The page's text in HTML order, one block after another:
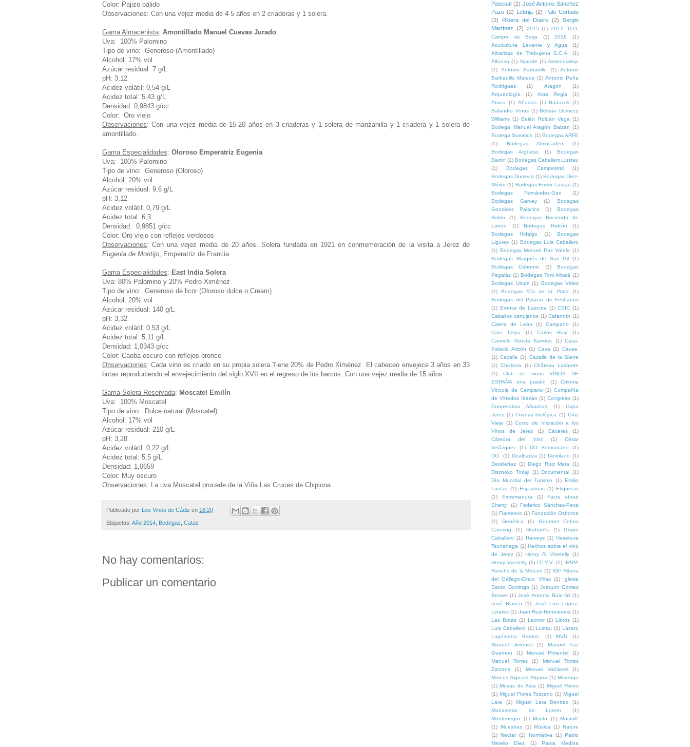
Color: Pajizo pálido
Observaciones: Con una vejez media de 4-5 años en 2 criaderas y 1 solera.
Gama Almacenista: Amontillado Manuel Cuevas Jurado
Uva: 100% Palomino
Tipo de vino: Generoso (Amontillado)
Alcohol: 17% vol
Azúcar residual: 7 g/L
pH: 3,12
Acidez volátil: 0,54 g/L
Acidez total: 5,43 g/L
Densidad: 0,9843 g/cc
Color: Oro viejo
Observaciones: Con una vejez media de 15-20 años en 3 criaderas y 1 solera de manzanilla y 1 criadera y 1 solera de
amontillado.
Gama Especialidades: Oloroso Emperatriz Eugenia
Uva: 100% Palomino
Tipo de vino: Generoso (Oloroso)
Alcohol: 20% vol
Azúcar residual: 9,6 g/L
pH: 3,12
Acidez volátil: 0,79 g/L
Acidez total: 6,3
Densidad: 0,9851 g/cc
Color: Oro viejo con reflejos verdosos
Observaciones: Con una vejez media de 20 años. Solera fundada en 1921 en conmemoración de la visita a Jerez de
Eugenia de Montijo, Emperatriz de Francia.
Gama Especialidades: East India Solera
Uva: 80% Palomino y 20% Pedro Ximénez
Tipo de vino: Generoso de licor (Oloroso dulce o Cream)
Alcohol: 20% vol
Azúcar residual: 140 g/L
pH: 3,32
Acidez volátil: 0,53 g/L
Acidez total: 5,11 g/L
Densidad: 1,0343 g/cc
Color: Caoba oscuro con reflejos bronce
Observaciones: Cada vino es criado en su propia solera.Tiene 20% de Pedro Ximénez. El cabeceo envejece 3 años en 33
botas reproduciendo el envejecimiento del siglo XVII en el regreso de los barcos. Con una vejez media de 15 años
Gama Solera Reservada: Moscatel Emilín
Uva: 100% Moscatel
Tipo de vino: Dulce natural (Moscatel)
Alcohol: 17% vol
Azúcar residual: 210 g/L
pH: 3,28
Acidez volátil: 0,22 g/L
Acidez total: 5,5 g/L
Densidad: 1,0659
Color: Muy oscuro
Observaciones: La uva Moscatel procede de la Viña Las Cruces de Chipiona.
Publicado por Los Vinos de Cádiz en 18:20
Etiquetas: Año 2014 Bodegas Catas
No hay comentarios:
Publicar un comentario
Pascual (2) José Antonio Sánchez
Pazo (2) Lebrija (2)
Palo Cortado
(2)
Ribera del Duero (2)
Sergio
Martínez (2) 2015 (1) 2017. D.O.
Campo de Borja
(1) 2026
(1)
Acuicultura Levante y Agua
(1)
Albarizas de Trebujena S.C.A.
(1)
Alfonso (1) Aljarafe (1) Almendralejo
(1)
Antonio Barbadillo (1)
Antonio
Barbadillo Mateos (1) Antonio Peña
Rodríguez
(1) Aragón
(1)
Arqueología
(1) Asta Regia
(1)
Atuna (1) Añadas (1) Badaceli (1)
Balandro Vinos (1) Beltrán Domecq
Williams (1) Belén Roldán Vega (1)
Bodega Manuel Aragón Baizán (1)
Bodega Sommos (1) Bodegas ARFE
(1)
Bodegas Almocadén
(1)
Bodegas Argüeso
(1)
Bodegas
Barón (1) Bodegas Caballero.Lustau
(1)
Bodegas Campestral
(1)
Bodegas Domecq (1) Bodegas Díez-
Mérito (1) Bodegas Emilio Lustau (1)
Bodegas Fernández-Gao
(1)
Bodegas Garvey
(1)
Bodegas
González Palacios
(1)
Bodegas
Habla
(1)
Bodegas Hacienda de
Loreto
(1) Bodegas Halcón
(1)
Bodegas Hidalgo
(1)
Bodegas
Ligures (1) Bodegas Luis Caballero
(1) Bodegas Manuel Paz Varela (1)
Bodegas Marqués de San Gil
(1)
Bodegas Osborne
(1)
Bodegas
Pegaláz (1) Bodegas Toro Albalá (1)
Bodegas Urium (1)
Bodegas Vélez
(1)
Bodegas Vía de la Plata
(1)
Bodegas del Palacio de Fefiñanes
(1) Bronce de Lascuta (1) CSIC (1)
Caballos cartujanos (1) Cafandín (1)
Calera de León
(1) Campano
(1)
Cara Cepa
(1) Carlos Ruiz
(1)
Carmelo García Barroso
(1) Casa-
Palacio Arizón (1) Cava (1) Cavas.
(1) Cazalla (1) Cazalla de la Sierra
(1) Chiclana (1) Château Laribotte
(1)
Club de vinos VINOS DE
ESPAÑA una pasión
(1)
Colonia
Vitícola de Campano (1) Compañía
de Viñedos Iberian (1) Congreso (1)
Cooperativa Albarizas
(1)
Copa
Jerez (1) Crianza biológica (1) Cruz
Vieja (1) Curso de Iniciación a los
Vinos de Jerez
(1) Cáceres
(1)
Cátedra del Vino
(1)
César
Velázquez
(1) DO Somontano
(1)
DO. (1) Dealbariza (1) Destilado (1)
Destilerías (1) Diego Ruiz Mata (1)
Disznoko Tokaji (1) Documental
(1)
Día Mundial del Turismo
(1)
Emilio
Lustau (1) Espartinas (1) Etiquetas
(1)
Extremadura (1)
Facts about
Sherry.
(1)
Federico Sánchez-Pece
(1) Flamenco (1) Fundación Osborne
(1)
Genética (1)
Gourmet Cobos
Catering
(1) Graham's (1)
Grupo
Caballero (1) Harveys (1) Hasekura
Tsunenaga (1) Hechos sobre el vino
de Jerez (1) Henry R. Vizetelly (1)
Henry Vizetelly (1) I.C.V.V. (1)
IFAPA
Rancho de la Merced (1)
IGP Ribera
del Gállego-Cinco Villas (1)
Iglesia
Santo Domingo (1) Joaquín Gómez
Besser (1) José Antonio Ruiz Gil (1)
José Blanco
(1)
José Luis López-
Linares (1) Juan Ruiz-Henestrosa (1)
Las Botas (1) Leonor (1) Libros (1)
Luis Caballero (1) Lustau (1) Lázaro
Lagóstena Barrios.
(1) MVD
(1)
Manuel Jiménez
(1)
Manuel Paz
Guerrero
(1) Manuel Pimentel
(1)
Manuel Torres
(1)
Manuel Torres
Zarzana
(1) Manuel Valcárcel
(1)
Marcos Alguacil Algarra (1) Marenga
(1) Mesas de Asta (1) Miguel Flores
(1) Miguel Flores Toscano (1) Miguel
Lara
(1) Miguel Lara Benítez
(1)
Monasterio de Loreto
(1)
Montenegro
(1) Mosto (1)
Mostolé
(1)
Muestras (1) Música (1)
Nature
(1)
Nectar (1) Normativa (1)
Pablo
Merello Díez
(1) Paola Medina